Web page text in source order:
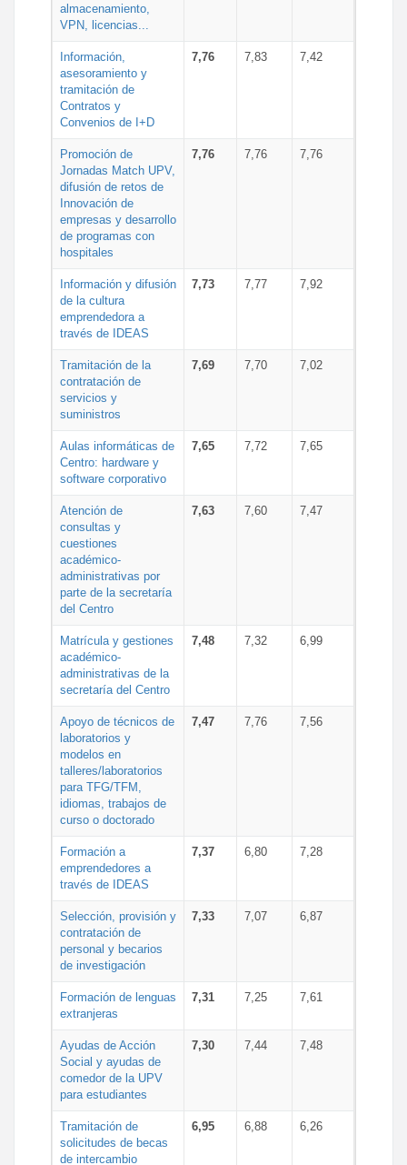
almacenamiento,
VPN, licencias...
Información,
asesoramiento y
tramitación de
Contratos y
Convenios de I+D
7,76 7,83 7,42
Promoción de
Jornadas Match UPV,
difusión de retos de
Innovación de
empresas y desarrollo
de programas con
hospitales
7,76 7,76 7,76
Información y difusión
de la cultura
emprendedora a
través de IDEAS
7,73 7,77 7,92
Tramitación de la
contratación de
servicios y
suministros
7,69 7,70 7,02
Aulas informáticas de
Centro: hardware y
software corporativo
7,65 7,72 7,65
Atención de
consultas y
cuestiones
académico-
administrativas por
parte de la secretaría
del Centro
7,63 7,60 7,47
Matrícula y gestiones
académico-
administrativas de la
secretaría del Centro
7,48 7,32 6,99
Apoyo de técnicos de
laboratorios y
modelos en
talleres/laboratorios
para TFG/TFM,
idiomas, trabajos de
curso o doctorado
7,47 7,76 7,56
Formación a
emprendedores a
través de IDEAS
7,37 6,80 7,28
Selección, provisión y
contratación de
personal y becarios
de investigación
7,33 7,07 6,87
Formación de lenguas
extranjeras
7,31 7,25 7,61
Ayudas de Acción
Social y ayudas de
comedor de la UPV
para estudiantes
7,30 7,44 7,48
Tramitación de
solicitudes de becas
de intercambio
6,95 6,88 6,26